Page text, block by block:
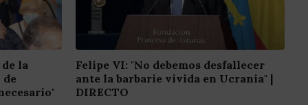
la
Felipe VI: "No debemos desfallecer
ante la barbarie vivida en Ucrania" |
DIRECTO